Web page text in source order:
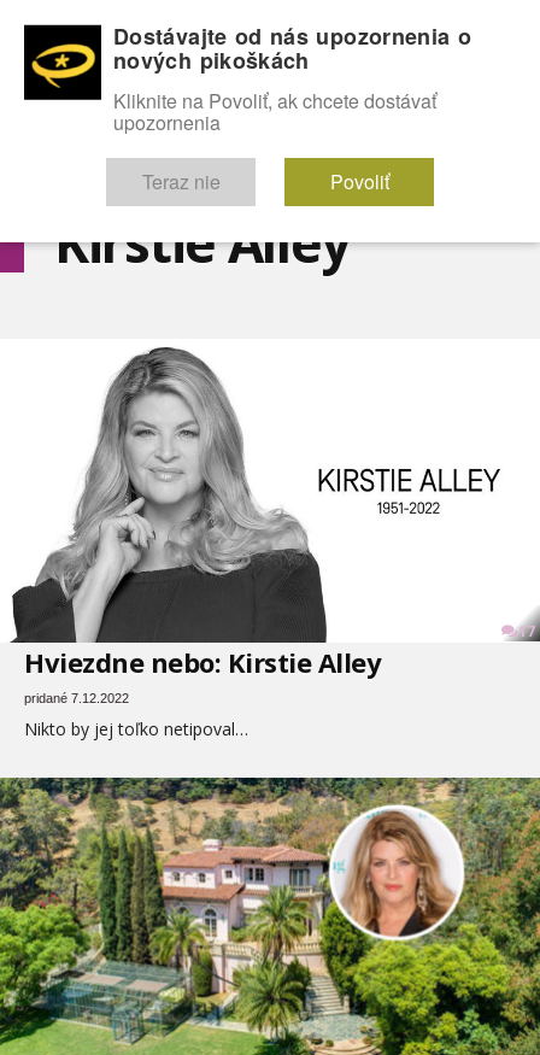
OMG! SEXICE
Kirstie Alley
17
Hviezdne nebo: Kirstie Alley
pridané 7.12.2022
Nikto by jej toľko netipoval…
Dostávajte od nás upozornenia o
nových pikoškách
Kliknite na Povoliť, ak chcete dostávať
upozornenia
Teraz nie Povoliť